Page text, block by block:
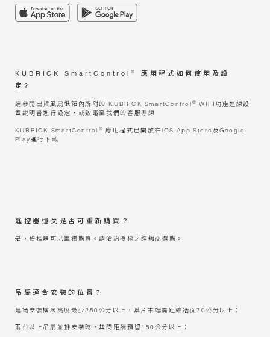
KUBRICK SmartControl®
應用程式如何使用及設
定?
請參閱出貨風扇紙箱內所附的 KUBRICK SmartControl ® WIFI功能連線設
置說明書進行設定，或致電至我們的客服專線
KUBRICK SmartControl ® 應用程式已開放在iOS App Store及Google
Play進行下載
遙控器遺失是否可重新購買？
是，遙控器可以單獨購買。請洽詢授權之經銷商選購。
吊扇適合安裝的位置？
建議安裝樓層高度最少250公分以上，葉片末端需距離牆面70公分以上；
兩台以上吊扇並排安裝時，其間距請預留150公分以上；